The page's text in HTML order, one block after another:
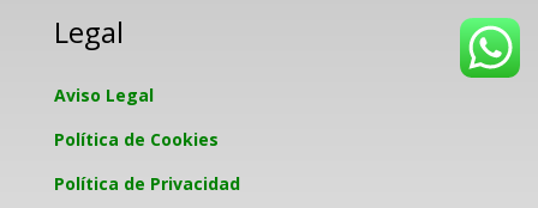
Legal
Aviso Legal
Política de Cookies
Política de Privacidad